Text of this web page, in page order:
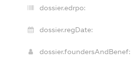
dossier.edrpo:
dossier.regDate:
dossier.foundersAndBenef: